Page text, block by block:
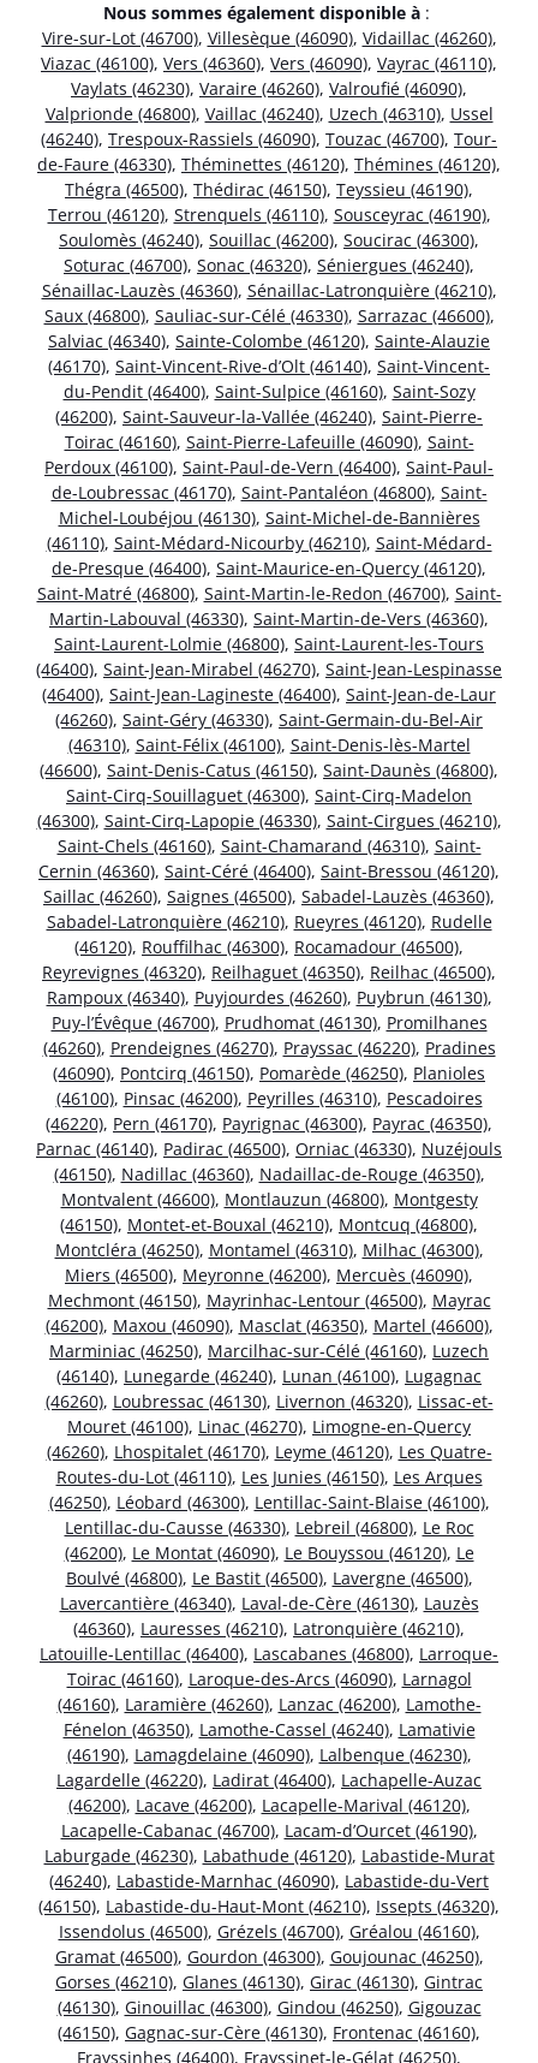
Nous sommes également disponible à :
Vire-sur-Lot (46700), Villesèque (46090), Vidaillac (46260),
Viazac (46100), Vers (46360), Vers (46090), Vayrac (46110),
Vaylats (46230), Varaire (46260), Valroufié (46090),
Valprionde (46800), Vaillac (46240), Uzech (46310), Ussel
(46240), Trespoux-Rassiels (46090), Touzac (46700), Tour-
de-Faure (46330), Théminettes (46120), Thémines (46120),
Thégra (46500), Thédirac (46150), Teyssieu (46190),
Terrou (46120), Strenquels (46110), Sousceyrac (46190),
Soulomès (46240), Souillac (46200), Soucirac (46300),
Soturac (46700), Sonac (46320), Séniergues (46240),
Sénaillac-Lauzès (46360), Sénaillac-Latronquière (46210),
Saux (46800), Sauliac-sur-Célé (46330), Sarrazac (46600),
Salviac (46340), Sainte-Colombe (46120), Sainte-Alauzie
(46170), Saint-Vincent-Rive-d’Olt (46140), Saint-Vincent-
du-Pendit (46400), Saint-Sulpice (46160), Saint-Sozy
(46200), Saint-Sauveur-la-Vallée (46240), Saint-Pierre-
Toirac (46160), Saint-Pierre-Lafeuille (46090), Saint-
Perdoux (46100), Saint-Paul-de-Vern (46400), Saint-Paul-
de-Loubressac (46170), Saint-Pantaléon (46800), Saint-
Michel-Loubéjou (46130), Saint-Michel-de-Bannières
(46110), Saint-Médard-Nicourby (46210), Saint-Médard-
de-Presque (46400), Saint-Maurice-en-Quercy (46120),
Saint-Matré (46800), Saint-Martin-le-Redon (46700), Saint-
Martin-Labouval (46330), Saint-Martin-de-Vers (46360),
Saint-Laurent-Lolmie (46800), Saint-Laurent-les-Tours
(46400), Saint-Jean-Mirabel (46270), Saint-Jean-Lespinasse
(46400), Saint-Jean-Lagineste (46400), Saint-Jean-de-Laur
(46260), Saint-Géry (46330), Saint-Germain-du-Bel-Air
(46310), Saint-Félix (46100), Saint-Denis-lès-Martel
(46600), Saint-Denis-Catus (46150), Saint-Daunès (46800),
Saint-Cirq-Souillaguet (46300), Saint-Cirq-Madelon
(46300), Saint-Cirq-Lapopie (46330), Saint-Cirgues (46210),
Saint-Chels (46160), Saint-Chamarand (46310), Saint-
Cernin (46360), Saint-Céré (46400), Saint-Bressou (46120),
Saillac (46260), Saignes (46500), Sabadel-Lauzès (46360),
Sabadel-Latronquière (46210), Rueyres (46120), Rudelle
(46120), Rouffilhac (46300), Rocamadour (46500),
Reyrevignes (46320), Reilhaguet (46350), Reilhac (46500),
Rampoux (46340), Puyjourdes (46260), Puybrun (46130),
Puy-l’Évêque (46700), Prudhomat (46130), Promilhanes
(46260), Prendeignes (46270), Prayssac (46220), Pradines
(46090), Pontcirq (46150), Pomarède (46250), Planioles
(46100), Pinsac (46200), Peyrilles (46310), Pescadoires
(46220), Pern (46170), Payrignac (46300), Payrac (46350),
Parnac (46140), Padirac (46500), Orniac (46330), Nuzéjouls
(46150), Nadillac (46360), Nadaillac-de-Rouge (46350),
Montvalent (46600), Montlauzun (46800), Montgesty
(46150), Montet-et-Bouxal (46210), Montcuq (46800),
Montcléra (46250), Montamel (46310), Milhac (46300),
Miers (46500), Meyronne (46200), Mercuès (46090),
Mechmont (46150), Mayrinhac-Lentour (46500), Mayrac
(46200), Maxou (46090), Masclat (46350), Martel (46600),
Marminiac (46250), Marcilhac-sur-Célé (46160), Luzech
(46140), Lunegarde (46240), Lunan (46100), Lugagnac
(46260), Loubressac (46130), Livernon (46320), Lissac-et-
Mouret (46100), Linac (46270), Limogne-en-Quercy
(46260), Lhospitalet (46170), Leyme (46120), Les Quatre-
Routes-du-Lot (46110), Les Junies (46150), Les Arques
(46250), Léobard (46300), Lentillac-Saint-Blaise (46100),
Lentillac-du-Causse (46330), Lebreil (46800), Le Roc
(46200), Le Montat (46090), Le Bouyssou (46120), Le
Boulvé (46800), Le Bastit (46500), Lavergne (46500),
Lavercantière (46340), Laval-de-Cère (46130), Lauzès
(46360), Lauresses (46210), Latronquière (46210),
Latouille-Lentillac (46400), Lascabanes (46800), Larroque-
Toirac (46160), Laroque-des-Arcs (46090), Larnagol
(46160), Laramière (46260), Lanzac (46200), Lamothe-
Fénelon (46350), Lamothe-Cassel (46240), Lamativie
(46190), Lamagdelaine (46090), Lalbenque (46230),
Lagardelle (46220), Ladirat (46400), Lachapelle-Auzac
(46200), Lacave (46200), Lacapelle-Marival (46120),
Lacapelle-Cabanac (46700), Lacam-d’Ourcet (46190),
Laburgade (46230), Labathude (46120), Labastide-Murat
(46240), Labastide-Marnhac (46090), Labastide-du-Vert
(46150), Labastide-du-Haut-Mont (46210), Issepts (46320),
Issendolus (46500), Grézels (46700), Gréalou (46160),
Gramat (46500), Gourdon (46300), Goujounac (46250),
Gorses (46210), Glanes (46130), Girac (46130), Gintrac
(46130), Ginouillac (46300), Gindou (46250), Gigouzac
(46150), Gagnac-sur-Cère (46130), Frontenac (46160),
Frayssinhes (46400), Frayssinet-le-Gélat (46250),